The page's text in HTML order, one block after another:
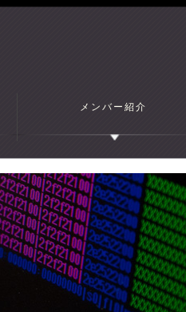
メンバー紹介